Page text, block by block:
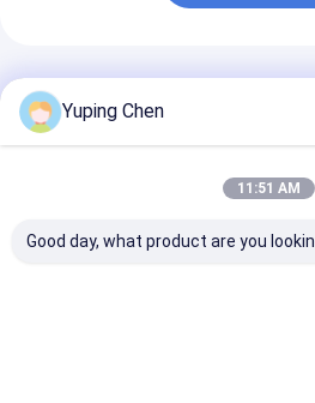
추천된 제품
Yuping Chen
11:51 AM
Good day, what product are you